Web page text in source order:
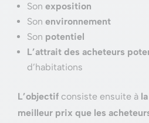
Son exposition
Son environnement
Son potentiel
L’attrait des acheteurs
d’habitations
L’objectif consiste ensuite à
meilleur prix que les